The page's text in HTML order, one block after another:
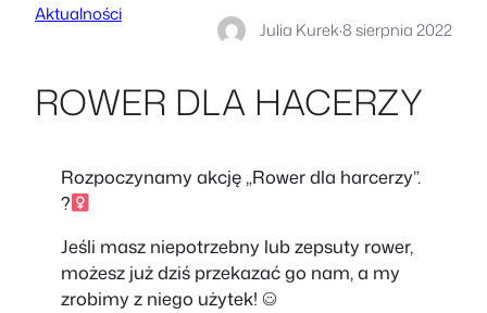
Aktualności
Julia Kurek·8 sierpnia 2022
ROWER DLA HACERZY
Rozpoczynamy akcję „Rower dla harcerzy”.
?‍
Jeśli masz niepotrzebny lub zepsuty rower,
możesz już dziś przekazać go nam, a my
zrobimy z niego użytek! ☺